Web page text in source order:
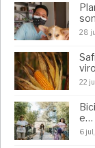
28
22
e…
6